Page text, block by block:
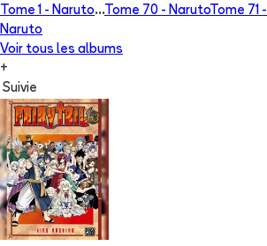
Tome 1 - Naruto...Tome 70 - NarutoTome 71 -
Naruto
Voir tous les albums
+
Suivie